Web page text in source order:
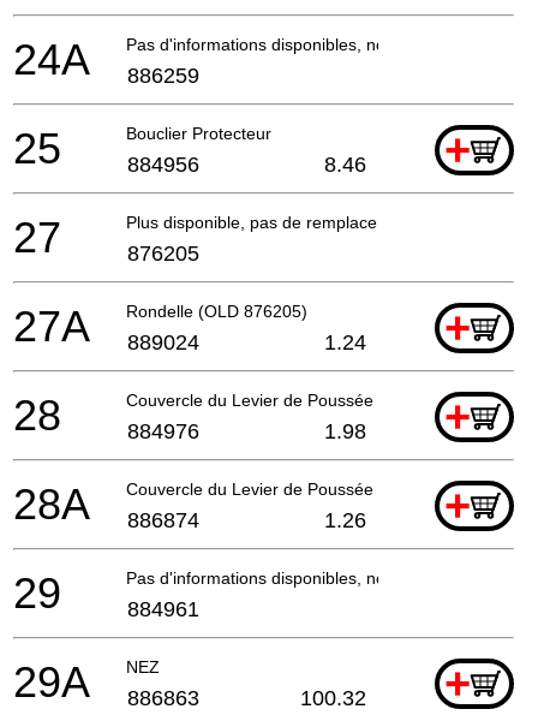
Pas d'informations disponibles, non commandable
24A 886259
Bouclier Protecteur +
25 884956 8.46
Plus disponible, pas de remplacement
27 876205
Rondelle (OLD 876205) +
27A 889024 1.24
Couvercle du Levier de Poussée (a) +
28 884976 1.98
Couvercle du Levier de Poussée (a) +
28A 886874 1.26
Pas d'informations disponibles, non commandable
29 884961
NEZ +
29A 886863 100.32